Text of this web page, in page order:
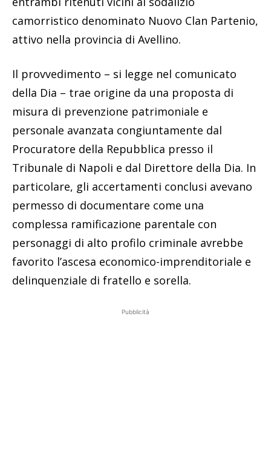
camorristico denominato Nuovo Clan Partenio,
attivo nella provincia di Avellino.
Il provvedimento – si legge nel comunicato
della Dia – trae origine da una proposta di
misura di prevenzione patrimoniale e
personale avanzata congiuntamente dal
Procuratore della Repubblica presso il
Tribunale di Napoli e dal Direttore della Dia. In
particolare, gli accertamenti conclusi avevano
permesso di documentare come una
complessa ramificazione parentale con
personaggi di alto profilo criminale avrebbe
favorito l’ascesa economico-imprenditoriale e
delinquenziale di fratello e sorella.
Pubblicità